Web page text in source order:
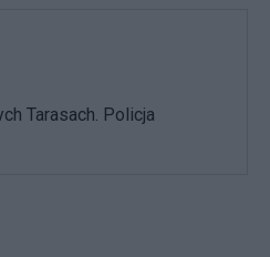
Tarasach. Policja